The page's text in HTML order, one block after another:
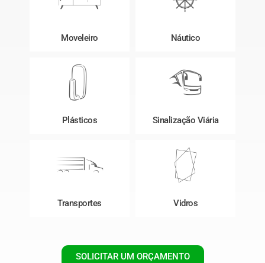
Moveleiro Náutico
Plásticos Sinalização Viária
Transportes Vidros
SOLICITAR UM ORÇAMENTO